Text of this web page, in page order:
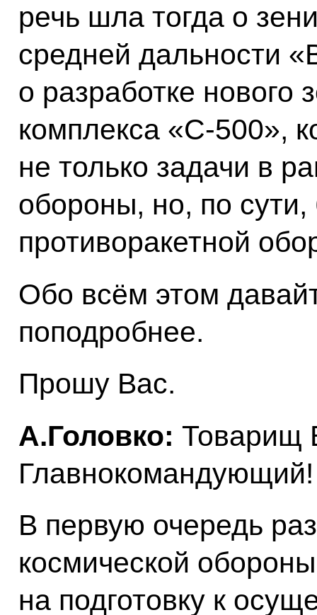
речь шла тогда о
средней дальности
о разработке нового
комплекса «С-500»,
не только задачи в
обороны, но, по
противоракетной
Обо всём этом
поподробнее.
Прошу Вас.
А.Головко: Товарищ
Главнокомандующий!
В первую очередь
космической
на подготовку к